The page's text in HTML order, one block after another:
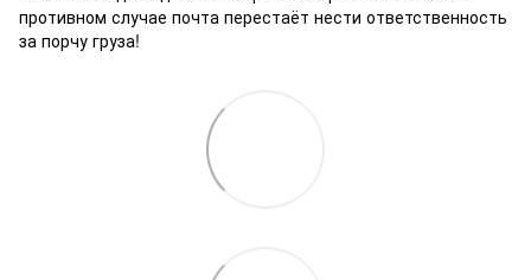
противном случае почта перестаёт нести ответственность
за порчу груза!